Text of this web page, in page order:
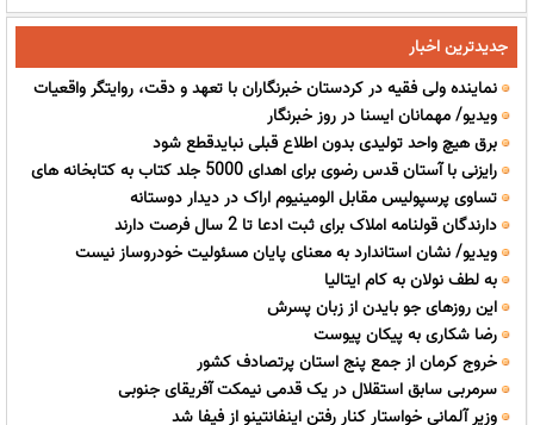
هماهنگی ملی بود
جدیدترین اخبار
نماینده ولی فقیه در کردستان خبرنگاران با تعهد و دقت، روایتگر واقعیات
جامعه باشند
ویدیو/ مهمانان ایسنا در روز خبرنگار
برق هیچ واحد تولیدی بدون اطلاع قبلی نبایدقطع شود
رایزنی با آستان قدس رضوی برای اهدای 5000 جلد کتاب به کتابخانه های
خراسان شمالی
تساوی پرسپولیس مقابل الومینیوم اراک در دیدار دوستانه
دارندگان قولنامه املاک برای ثبت ادعا تا 2 سال فرصت دارند
ویدیو/ نشان استاندارد به معنای پایان مسئولیت خودروساز نیست
به لطف نولان به کام ایتالیا
این روزهای جو بایدن از زبان پسرش
رضا شکاری به پیکان پیوست
خروج کرمان از جمع پنج استان پرتصادف کشور
سرمربی سابق استقلال در یک قدمی نیمکت آفریقای جنوبی
وزیر آلمانی خواستار کنار رفتن اینفانتینو از فیفا شد